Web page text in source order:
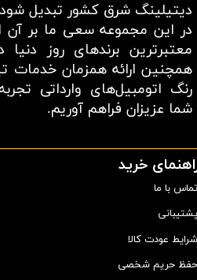
دیتیلینگ شرق کشور تبدیل
در این مجموعه سعی ما بر آن
معتبر‌ترین برند‌های روز
همچنین ارائه همزمان
رنگ اتومبیل‌های وارداتی
شما عزیزان فراهم آوریم.​​​​​​​
خرید
تماس با ما
پشتیبانی
شرایط عودت کالا
حفظ حریم شخصی